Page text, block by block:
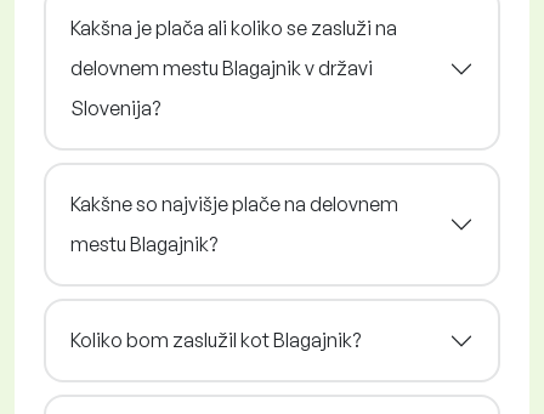
Kakšna je plača ali koliko se zasluži na
delovnem mestu Blagajnik v državi
Slovenija?
Kakšne so najvišje plače na delovnem
mestu Blagajnik?
Koliko bom zaslužil kot Blagajnik?